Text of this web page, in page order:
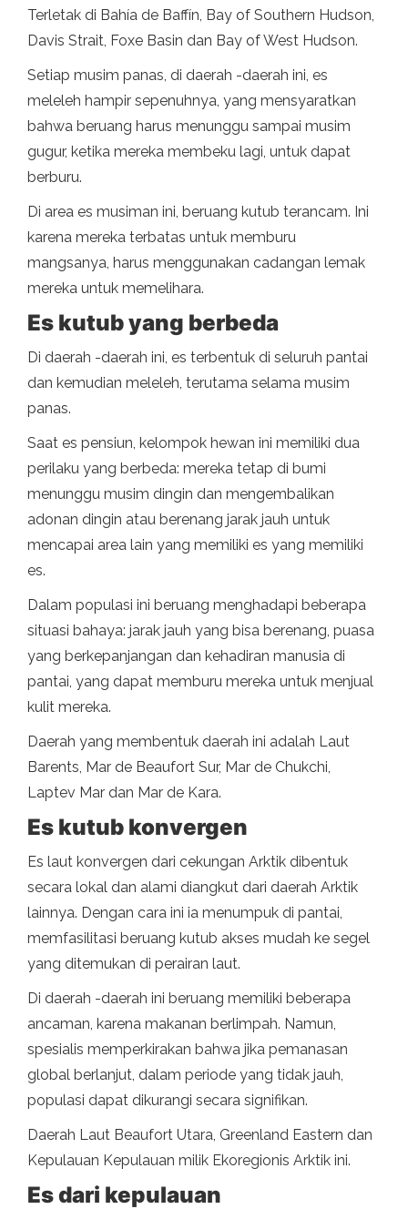
Terletak di Bahía de Baffín, Bay of Southern Hudson,
Davis Strait, Foxe Basin dan Bay of West Hudson.
Setiap musim panas, di daerah -daerah ini, es
meleleh hampir sepenuhnya, yang mensyaratkan
bahwa beruang harus menunggu sampai musim
gugur, ketika mereka membeku lagi, untuk dapat
berburu.
Di area es musiman ini, beruang kutub terancam. Ini
karena mereka terbatas untuk memburu
mangsanya, harus menggunakan cadangan lemak
mereka untuk memelihara.
Es kutub yang berbeda
Di daerah -daerah ini, es terbentuk di seluruh pantai
dan kemudian meleleh, terutama selama musim
panas.
Saat es pensiun, kelompok hewan ini memiliki dua
perilaku yang berbeda: mereka tetap di bumi
menunggu musim dingin dan mengembalikan
adonan dingin atau berenang jarak jauh untuk
mencapai area lain yang memiliki es yang memiliki
es.
Dalam populasi ini beruang menghadapi beberapa
situasi bahaya: jarak jauh yang bisa berenang, puasa
yang berkepanjangan dan kehadiran manusia di
pantai, yang dapat memburu mereka untuk menjual
kulit mereka.
Daerah yang membentuk daerah ini adalah Laut
Barents, Mar de Beaufort Sur, Mar de Chukchi,
Laptev Mar dan Mar de Kara.
Es kutub konvergen
Es laut konvergen dari cekungan Arktik dibentuk
secara lokal dan alami diangkut dari daerah Arktik
lainnya. Dengan cara ini ia menumpuk di pantai,
memfasilitasi beruang kutub akses mudah ke segel
yang ditemukan di perairan laut.
Di daerah -daerah ini beruang memiliki beberapa
ancaman, karena makanan berlimpah. Namun,
spesialis memperkirakan bahwa jika pemanasan
global berlanjut, dalam periode yang tidak jauh,
populasi dapat dikurangi secara signifikan.
Daerah Laut Beaufort Utara, Greenland Eastern dan
Kepulauan Kepulauan milik Ekoregionis Arktik ini.
Es dari kepulauan